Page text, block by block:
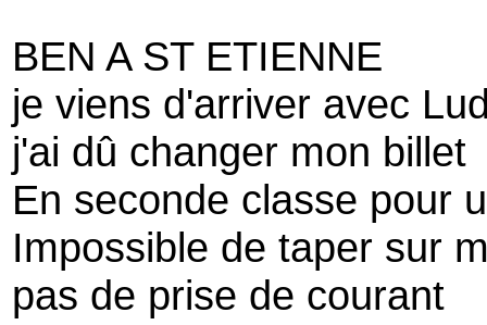
BEN A ST ETIENNE
je viens d'arriver avec
j'ai dû changer mon billet
En seconde classe pour
Impossible de taper sur
pas de prise de courant